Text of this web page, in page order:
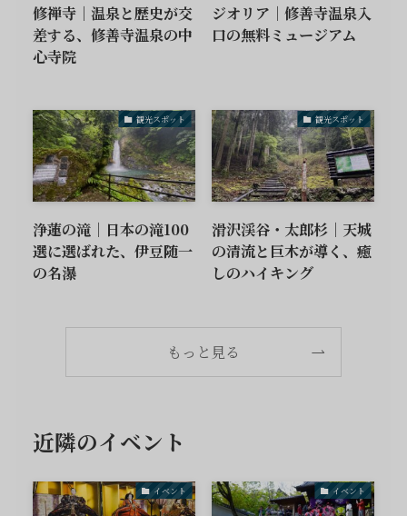
修禅寺｜温泉と歴史が交
差する、修善寺温泉の中
心寺院
ジオリア｜修善寺温泉入
口の無料ミュージアム
観光スポット
浄蓮の滝｜日本の滝100
選に選ばれた、伊豆随一
の名瀑
観光スポット
滑沢渓谷・太郎杉｜天城
の清流と巨木が導く、癒
しのハイキング
もっと見る
近隣のイベント
イベント イベント